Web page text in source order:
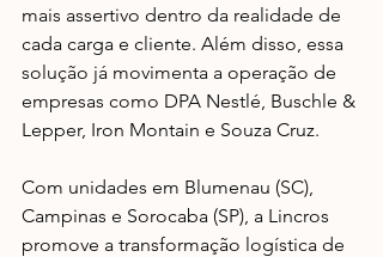
mais assertivo dentro da realidade de
cada carga e cliente. Além disso, essa
solução já movimenta a operação de
empresas como DPA Nestlé, Buschle &
Lepper, Iron Montain e Souza Cruz.
Com unidades em Blumenau (SC),
Campinas e Sorocaba (SP), a Lincros
promove a transformação logística de